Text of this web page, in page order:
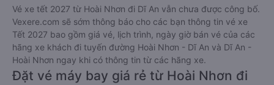
Vé xe tết 2027 từ Hoài Nhơn đi Dĩ An vẫn chưa được công bố.
Vexere.com sẽ sớm thông báo cho các bạn thông tin vé xe
Tết 2027 bao gồm giá vé, lịch trình, ngày giờ bán vé của các
hãng xe khách đi tuyến đường Hoài Nhơn - Dĩ An và Dĩ An -
Hoài Nhơn ngay khi có thông tin từ các hãng xe.
Đặt vé máy bay giá rẻ từ Hoài Nhơn đi